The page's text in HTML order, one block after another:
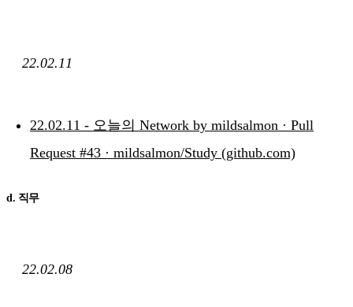
22.02.11
22.02.11 - 오늘의 Network by mildsalmon · Pull
Request #43 · mildsalmon/Study (github.com)
d. 직무
22.02.08